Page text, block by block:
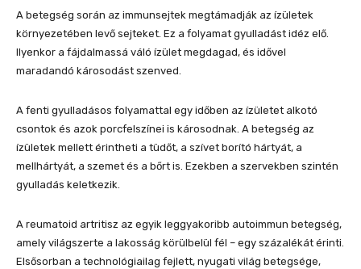
A betegség során az immunsejtek megtámadják az ízületek
környezetében levő sejteket. Ez a folyamat gyulladást idéz elő.
Ilyenkor a fájdalmassá váló ízület megdagad, és idővel
maradandó károsodást szenved.
A fenti gyulladásos folyamattal egy időben az ízületet alkotó
csontok és azok porcfelszínei is károsodnak. A betegség az
ízületek mellett érintheti a tüdőt, a szívet borító hártyát, a
mellhártyát, a szemet és a bőrt is. Ezekben a szervekben szintén
gyulladás keletkezik.
A reumatoid artritisz az egyik leggyakoribb autoimmun betegség,
amely világszerte a lakosság körülbelül fél – egy százalékát érinti.
Elsősorban a technológiailag fejlett, nyugati világ betegsége,